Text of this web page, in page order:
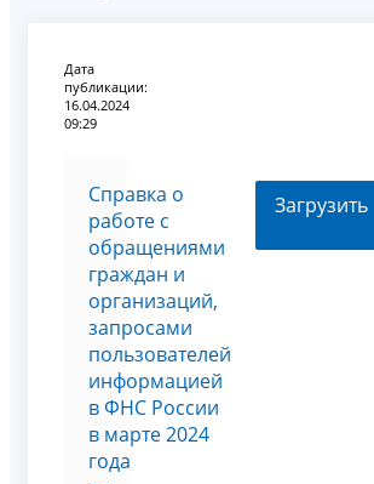
Дата
публикации:
16.04.2024
09:29
Справка о
работе с
обращениями
граждан и
организаций,
запросами
пользователей
информацией
в ФНС России
в марте 2024
года
Загрузить